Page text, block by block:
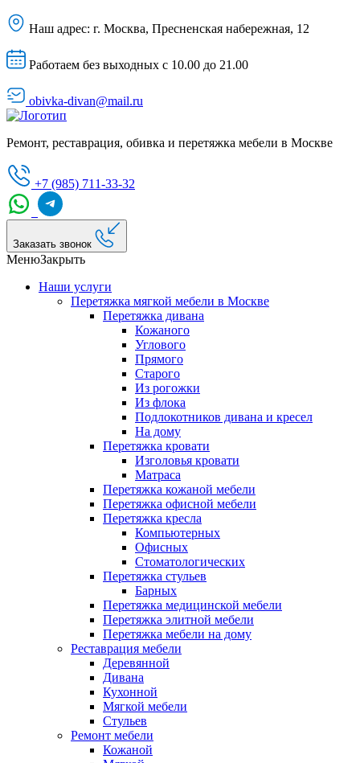
Наш адрес: г. Москва, Пресненская набережная, 12
Работаем без выходных с 10.00 до 21.00
obivka-divan@mail.ru
Ремонт, реставрация, обивка и перетяжка мебели в Москве
+7 (985) 711-33-32
Заказать звонок
МенюЗакрыть
Наши услуги
Перетяжка мягкой мебели в Москве
Перетяжка дивана
Кожаного
Углового
Прямого
Старого
Из рогожки
Из флока
Подлокотников дивана и кресел
На дому
Перетяжка кровати
Изголовья кровати
Матраса
Перетяжка кожаной мебели
Перетяжка офисной мебели
Перетяжка кресла
Компьютерных
Офисных
Стоматологических
Перетяжка стульев
Барных
Перетяжка медицинской мебели
Перетяжка элитной мебели
Перетяжка мебели на дому
Реставрация мебели
Деревянной
Дивана
Кухонной
Мягкой мебели
Стульев
Ремонт мебели
Кожаной